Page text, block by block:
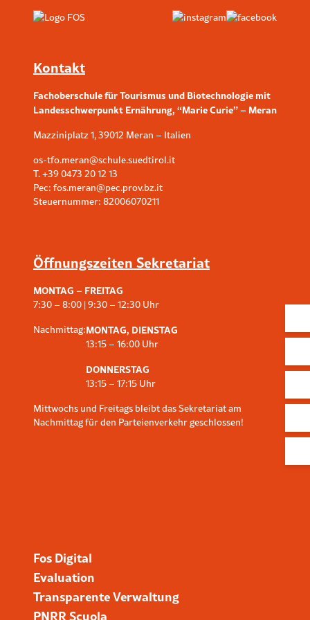
Kontakt
Fachoberschule für Tourismus und Biotechnologie mit
Landesschwerpunkt Ernährung, “Marie Curie” – Meran
Mazziniplatz 1, 39012 Meran – Italien
os-tfo.meran@schule.suedtirol.it
T.+39 0473 20 12 13
Pec: fos.meran@pec.prov.bz.it
Steuernummer: 82006070211
Öffnungszeiten Sekretariat
MONTAG – FREITAG
7:30 – 8:00 | 9:30 – 12:30 Uhr
Nachmittag:MONTAG, DIENSTAG
13:15 – 16:00 Uhr
DONNERSTAG
13:15 – 17:15 Uhr
Mittwochs und Freitags bleibt das Sekretariat am
Nachmittag für den Parteienverkehr geschlossen!
Fos Digital
Evaluation
Transparente Verwaltung
PNRR Scuola